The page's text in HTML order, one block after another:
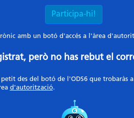
Participa-hi!
amb un botó d'accés a l'àrea
però no has rebut el
des del botó de l'ODS6 que
d'autorització.